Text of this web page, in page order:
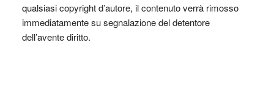
qualsiasi copyright d’autore, il contenuto verrà rimosso
immediatamente su segnalazione del detentore
dell’avente diritto.